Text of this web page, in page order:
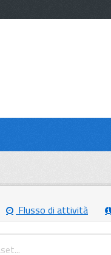
Flusso di attività